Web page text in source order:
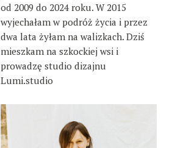
od 2009 do 2024 roku. W 2015
wyjechałam w podróż życia i przez
dwa lata żyłam na walizkach. Dziś
mieszkam na szkockiej wsi i
prowadzę studio dizajnu
Lumi.studio